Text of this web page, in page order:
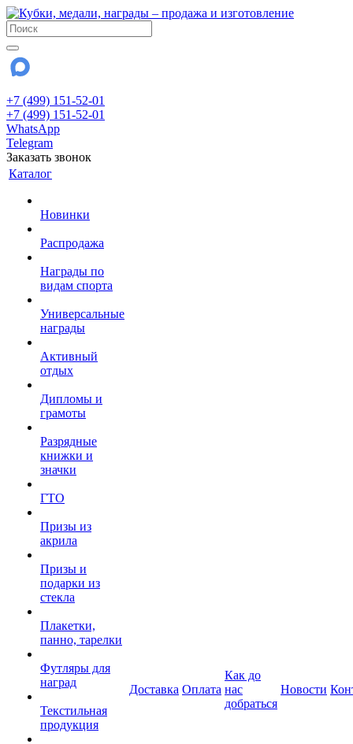
+7 (499) 151-52-01
+7 (499) 151-52-01
WhatsApp
Telegram
Заказать звонок
Каталог
Новинки
Распродажа
Награды по
видам спорта
Универсальные
награды
Активный
отдых
Дипломы и
грамоты
Разрядные
книжки и
значки
ГТО
Призы из
акрила
Призы и
подарки из
стекла
Плакетки,
панно, тарелки
Футляры для
наград
Текстильная
продукция
Доставка Оплата
Как до
нас
добраться
Новости